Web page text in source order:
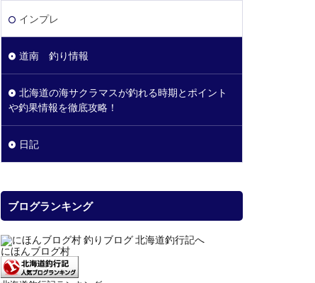
インプレ
道南 釣り情報
北海道の海サクラマスが釣れる時期とポイント
や釣果情報を徹底攻略！
日記
ブログランキング
にほんブログ村